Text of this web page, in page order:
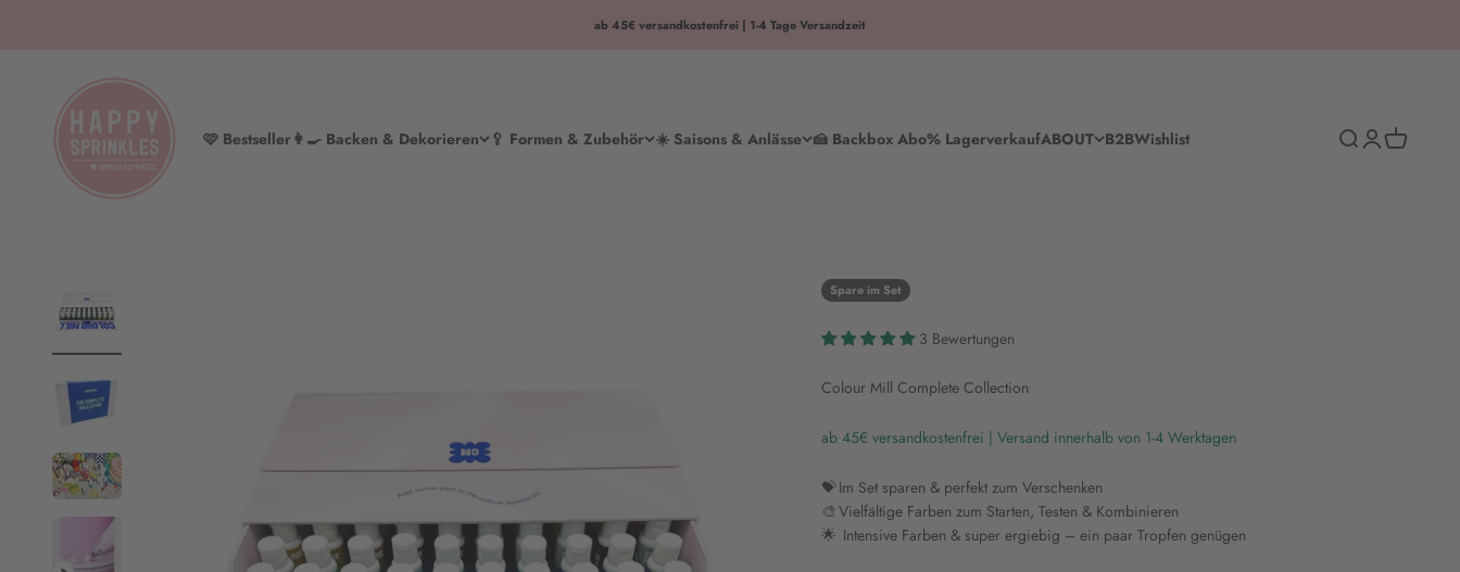
ab 45€ versandkostenfrei | 1-4 Tage Versandzeit
🩷 Bestseller👩‍🍳 Backen & Dekorieren 🥄 Formen & Zubehör ☀️ Saisons & Anlässe 🍰 Backbox Abo% LagerverkaufABOUT B2BWishlist
HAPPY SPRINKLES | D2C
SucheAnmelden
Warenkorb
Spare im Set
3 Bewertungen
Colour Mill Complete Collection
ab 45€ versandkostenfrei | Versand innerhalb von 1-4 Werktagen
💝 Im Set sparen & perfekt zum Verschenken
🎨 Vielfältige Farben zum Starten, Testen & Kombinieren
🌟 Intensive Farben & super ergiebig – ein paar Tropfen genügen